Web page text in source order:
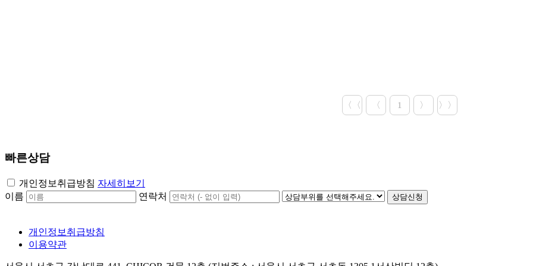
〈〈 〈 1 〉 〉〉
빠른상담
개인정보취급방침 자세히보기
이름
연락처
개인정보취급방침
이용약관